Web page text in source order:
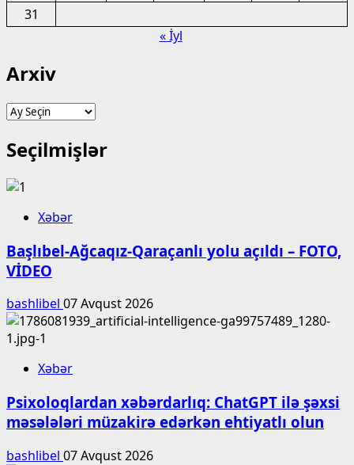
31
« İyl
Arxiv
Arxiv
Seçilmişlər
Xəbər
Başlıbel-Ağcaqız-Qaraçanlı yolu açıldı – FOTO,
VİDEO
bashlibel 07 Avqust 2026
Xəbər
Psixoloqlardan xəbərdarlıq: ChatGPT ilə şəxsi
məsələləri müzakirə edərkən ehtiyatlı olun
bashlibel 07 Avqust 2026